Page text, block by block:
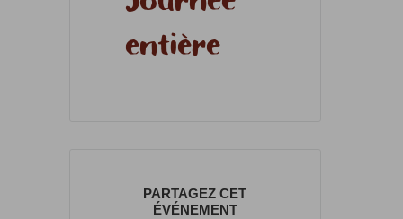
entière
PARTAGEZ CET
ÉVÉNEMENT